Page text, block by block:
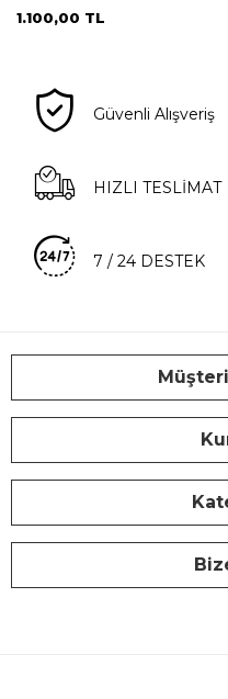
1.100,00 TL
Güvenli Alışveriş
HIZLI TESLİMAT
7 / 24 DESTEK